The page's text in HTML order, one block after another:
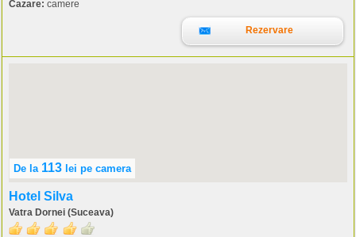
Cazare: camere
Rezervare
De la 113 lei pe camera
Hotel Silva
Vatra Dornei (Suceava)